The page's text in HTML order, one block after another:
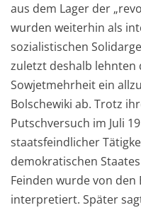
aus dem Lager der
wurden weiterhin als
sozialistischen
zuletzt deshalb
Sowjetmehrheit ein
Bolschewiki ab. Trotz
Putschversuch im Juli
staatsfeindlicher
demokratischen
Feinden wurde von den
interpretiert. Später